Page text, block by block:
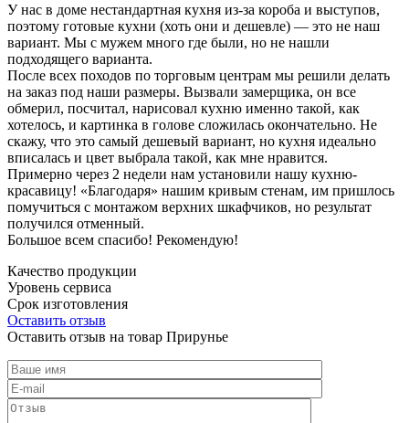
У нас в доме нестандартная кухня из-за короба и выступов,
поэтому готовые кухни (хоть они и дешевле) — это не наш
вариант. Мы с мужем много где были, но не нашли
подходящего варианта.
После всех походов по торговым центрам мы решили делать
на заказ под наши размеры. Вызвали замерщика, он все
обмерил, посчитал, нарисовал кухню именно такой, как
хотелось, и картинка в голове сложилась окончательно. Не
скажу, что это самый дешевый вариант, но кухня идеально
вписалась и цвет выбрала такой, как мне нравится.
Примерно через 2 недели нам установили нашу кухню-
красавицу! «Благодаря» нашим кривым стенам, им пришлось
помучиться с монтажом верхних шкафчиков, но результат
получился отменный.
Большое всем спасибо! Рекомендую!
Качество продукции
Уровень сервиса
Срок изготовления
Оставить отзыв
Оставить отзыв на товар Прирунье